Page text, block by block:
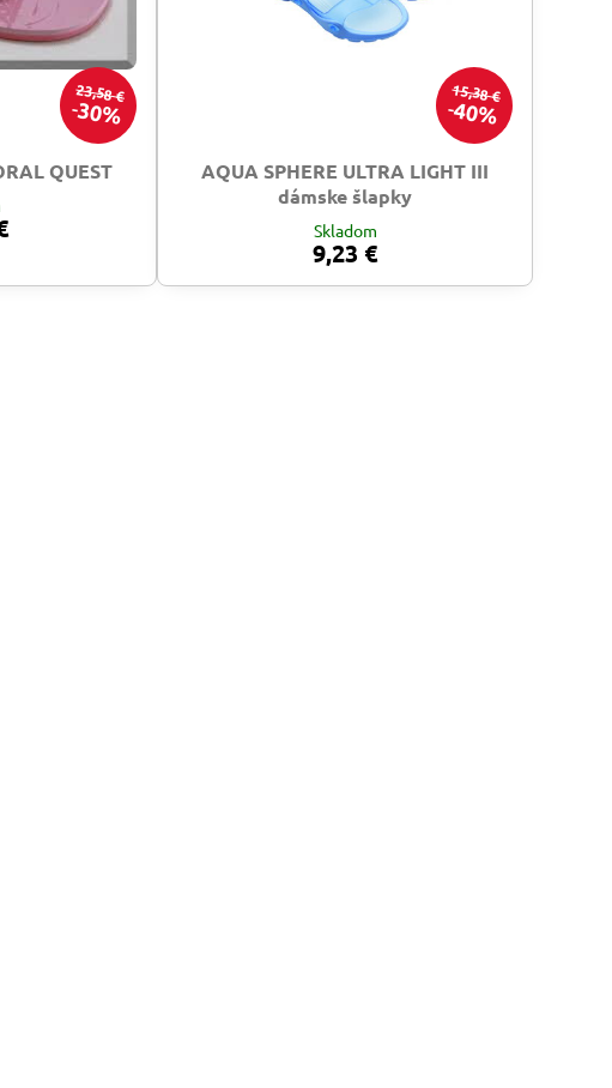
23,58 €
30%
QUEST
15,38 €
40%
AQUA SPHERE ULTRA LIGHT III
dámske šlapky
Skladom
9,23 €